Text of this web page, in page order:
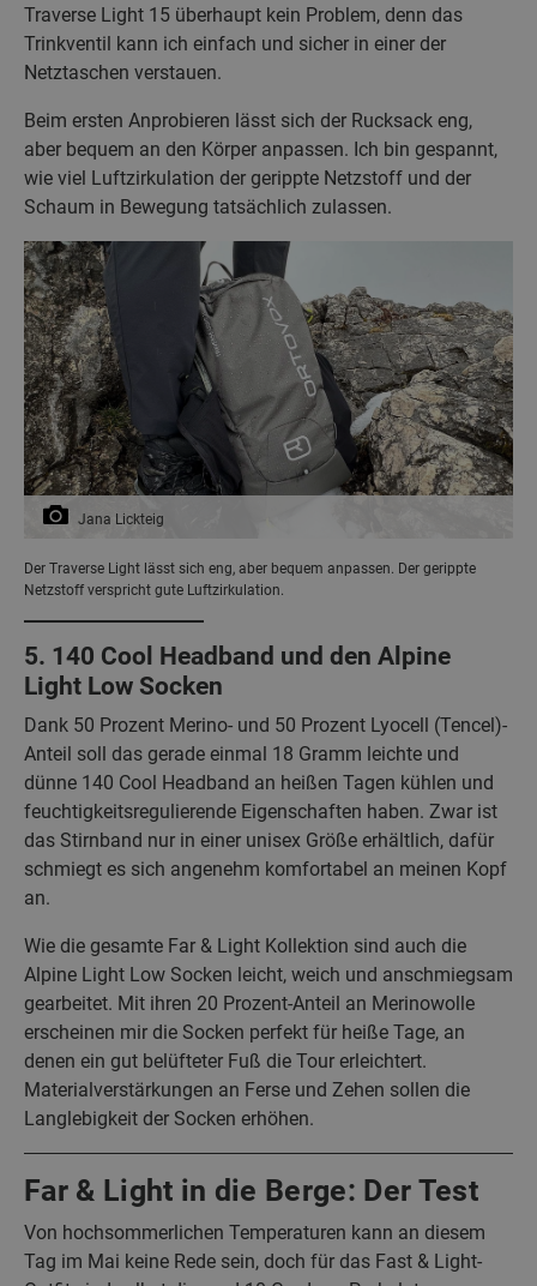
Traverse Light 15 überhaupt kein Problem, denn das
Trinkventil kann ich einfach und sicher in einer der
Netztaschen verstauen.
Beim ersten Anprobieren lässt sich der Rucksack eng,
aber bequem an den Körper anpassen. Ich bin gespannt,
wie viel Luftzirkulation der gerippte Netzstoff und der
Schaum in Bewegung tatsächlich zulassen.
Jana Lickteig
Der Traverse Light lässt sich eng, aber bequem anpassen. Der gerippte
Netzstoff verspricht gute Luftzirkulation.
5. 140 Cool Headband und den Alpine
Light Low Socken
Dank 50 Prozent Merino- und 50 Prozent Lyocell (Tencel)-
Anteil soll das gerade einmal 18 Gramm leichte und
dünne 140 Cool Headband an heißen Tagen kühlen und
feuchtigkeitsregulierende Eigenschaften haben. Zwar ist
das Stirnband nur in einer unisex Größe erhältlich, dafür
schmiegt es sich angenehm komfortabel an meinen Kopf
an.
Wie die gesamte Far & Light Kollektion sind auch die
Alpine Light Low Socken leicht, weich und anschmiegsam
gearbeitet. Mit ihren 20 Prozent-Anteil an Merinowolle
erscheinen mir die Socken perfekt für heiße Tage, an
denen ein gut belüfteter Fuß die Tour erleichtert.
Materialverstärkungen an Ferse und Zehen sollen die
Langlebigkeit der Socken erhöhen.
Far & Light in die Berge: Der Test
Von hochsommerlichen Temperaturen kann an diesem
Tag im Mai keine Rede sein, doch für das Fast & Light-